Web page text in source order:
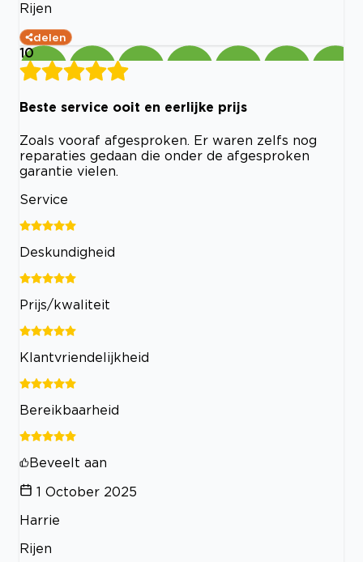
Rijen
delen
10
Beste service ooit en eerlijke prijs
Zoals vooraf afgesproken. Er waren zelfs nog
reparaties gedaan die onder de afgesproken
garantie vielen.
Service
Deskundigheid
Prijs/kwaliteit
Klantvriendelijkheid
Bereikbaarheid
Beveelt aan
1 October 2025
Harrie
Rijen